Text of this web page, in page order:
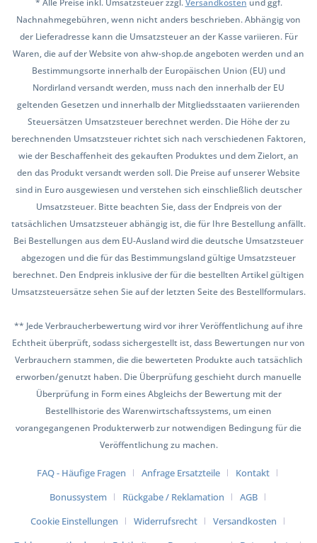
* Alle Preise inkl. Umsatzsteuer zzgl.Versandkosten und ggf.
Nachnahmegebühren, wenn nicht anders beschrieben. Abhängig von
der Lieferadresse kann die Umsatzsteuer an der Kasse variieren. Für
Waren, die auf der Website von ahw-shop.de angeboten werden und an
Bestimmungsorte innerhalb der Europäischen Union (EU) und
Nordirland versandt werden, muss nach den innerhalb der EU
geltenden Gesetzen und innerhalb der Mitgliedsstaaten variierenden
Steuersätzen Umsatzsteuer berechnet werden. Die Höhe der zu
berechnenden Umsatzsteuer richtet sich nach verschiedenen Faktoren,
wie der Beschaffenheit des gekauften Produktes und dem Zielort, an
den das Produkt versandt werden soll. Die Preise auf unserer Website
sind in Euro ausgewiesen und verstehen sich einschließlich deutscher
Umsatzsteuer. Bitte beachten Sie, dass der Endpreis von der
tatsächlichen Umsatzsteuer abhängig ist, die für Ihre Bestellung anfällt.
Bei Bestellungen aus dem EU-Ausland wird die deutsche Umsatzsteuer
abgezogen und die für das Bestimmungsland gültige Umsatzsteuer
berechnet. Den Endpreis inklusive der für die bestellten Artikel gültigen
Umsatzsteuersätze sehen Sie auf der letzten Seite des Bestellformulars.
** Jede Verbraucherbewertung wird vor ihrer Veröffentlichung auf ihre
Echtheit überprüft, sodass sichergestellt ist, dass Bewertungen nur von
Verbrauchern stammen, die die bewerteten Produkte auch tatsächlich
erworben/genutzt haben. Die Überprüfung geschieht durch manuelle
Überprüfung in Form eines Abgleichs der Bewertung mit der
Bestellhistorie des Warenwirtschaftssystems, um einen
vorangegangenen Produkterwerb zur notwendigen Bedingung für die
Veröffentlichung zu machen.
FAQ - Häufige Fragen Anfrage Ersatzteile
Kontakt
Bonussystem
Rückgabe / Reklamation
AGB
Cookie Einstellungen
Widerrufsrecht
Versandkosten